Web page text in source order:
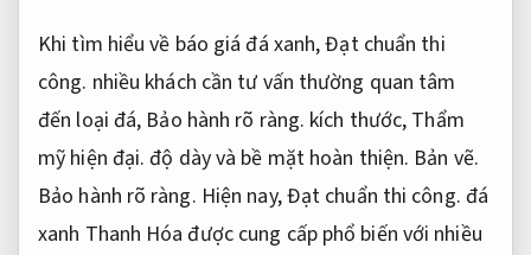
Khi tìm hiểu về báo giá đá xanh,Đạt chuẩn thi
công. nhiều khách cần tư vấn thường quan tâm
đến loại đá, Bảo hành rõ ràng. kích thước, Thẩm
mỹ hiện đại. độ dày và bề mặt hoàn thiện. Bản vẽ.
Bảo hành rõ ràng. Hiện nay,Đạt chuẩn thi công. đá
xanh Thanh Hóa được cung cấp phổ biến với nhiều